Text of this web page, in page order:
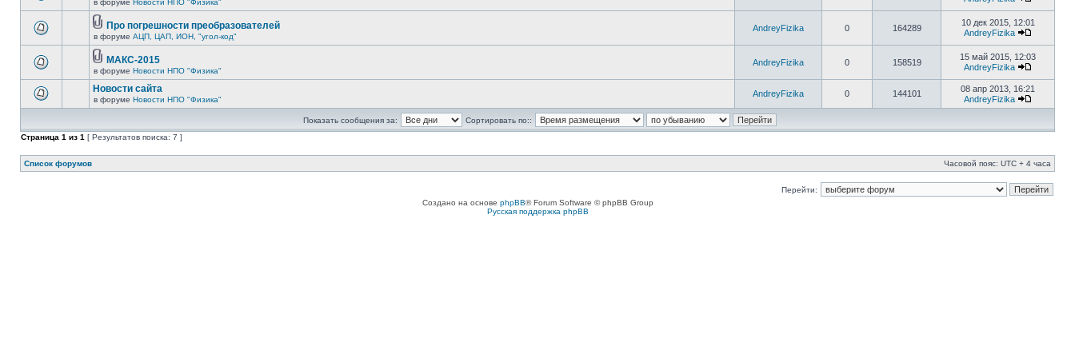
в форуме Новости НПО "Физика"
Про погрешности преобразователей
в форуме АЦП, ЦАП, ИОН, "угол-код"
AndreyFizika 0 164289
10 дек 2015, 12:01
AndreyFizika
МАКС-2015
в форуме Новости НПО "Физика"
AndreyFizika 0 158519
15 май 2015, 12:03
AndreyFizika
Новости сайта
в форуме Новости НПО "Физика"
AndreyFizika 0 144101
08 апр 2013, 16:21
AndreyFizika
Показать сообщения за:
Сортировать по::
Страница 1 из 1 [ Результатов поиска: 7 ]
Список форумов Часовой пояс: UTC + 4 часа
Перейти:
Создано на основе phpBB® Forum Software © phpBB Group
Русская поддержка phpBB